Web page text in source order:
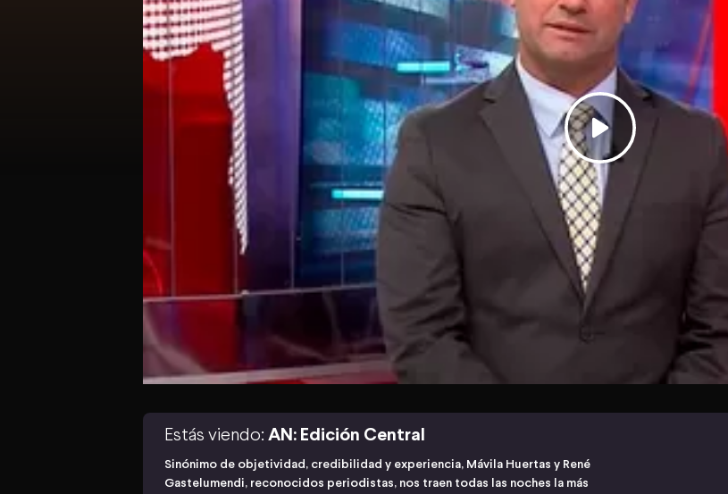
Estás viendo: AN: Edición Central
Sinónimo de objetividad, credibilidad y experiencia, Mávila Huertas y René
Gastelumendi, reconocidos periodistas, nos traen todas las noches la más